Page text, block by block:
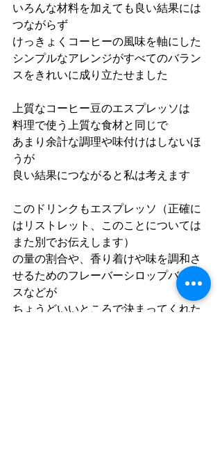
いろんな材料を加えても良い結果には
つながらず
けっきょくコーヒーの風味を軸にした
シンプルなアレンジがすべてのバラン
スをきれいに成り立たせました
上質なコーヒー豆のエスプレッソは
料理で使う上質な食材と同じで
あまり余計な調理や味付けはしないほ
うが
良い結果につながると私は考えます
このドリンクもエスプレッソ（正確に
はリストレット、このことについては
また別でお伝えします）
の量の割合や、香り着けや味を調和さ
せるためのフレーバーシロップバラン
スなどが
ちょうどいいところで決まってくれた